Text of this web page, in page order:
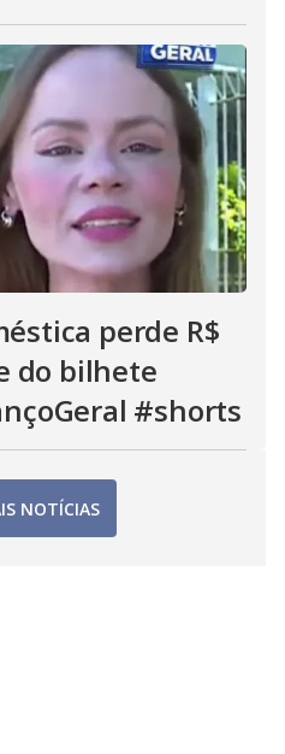
perde R$
do bilhete
#shorts
NOTÍCIAS